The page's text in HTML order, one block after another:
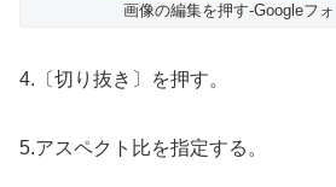
画像の編集を押す-Googleフォ
4.〔切り抜き〕を押す。
5.アスペクト比を指定する。